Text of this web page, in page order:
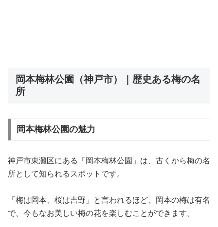
岡本梅林公園（神戸市）｜歴史ある梅の名
所
岡本梅林公園の魅力
神戸市東灘区にある「岡本梅林公園」は、古くから梅の名
所として知られるスポットです。
「梅は岡本、桜は吉野」と言われるほど、岡本の梅は有名
で、今もなお美しい梅の花を楽しむことができます。